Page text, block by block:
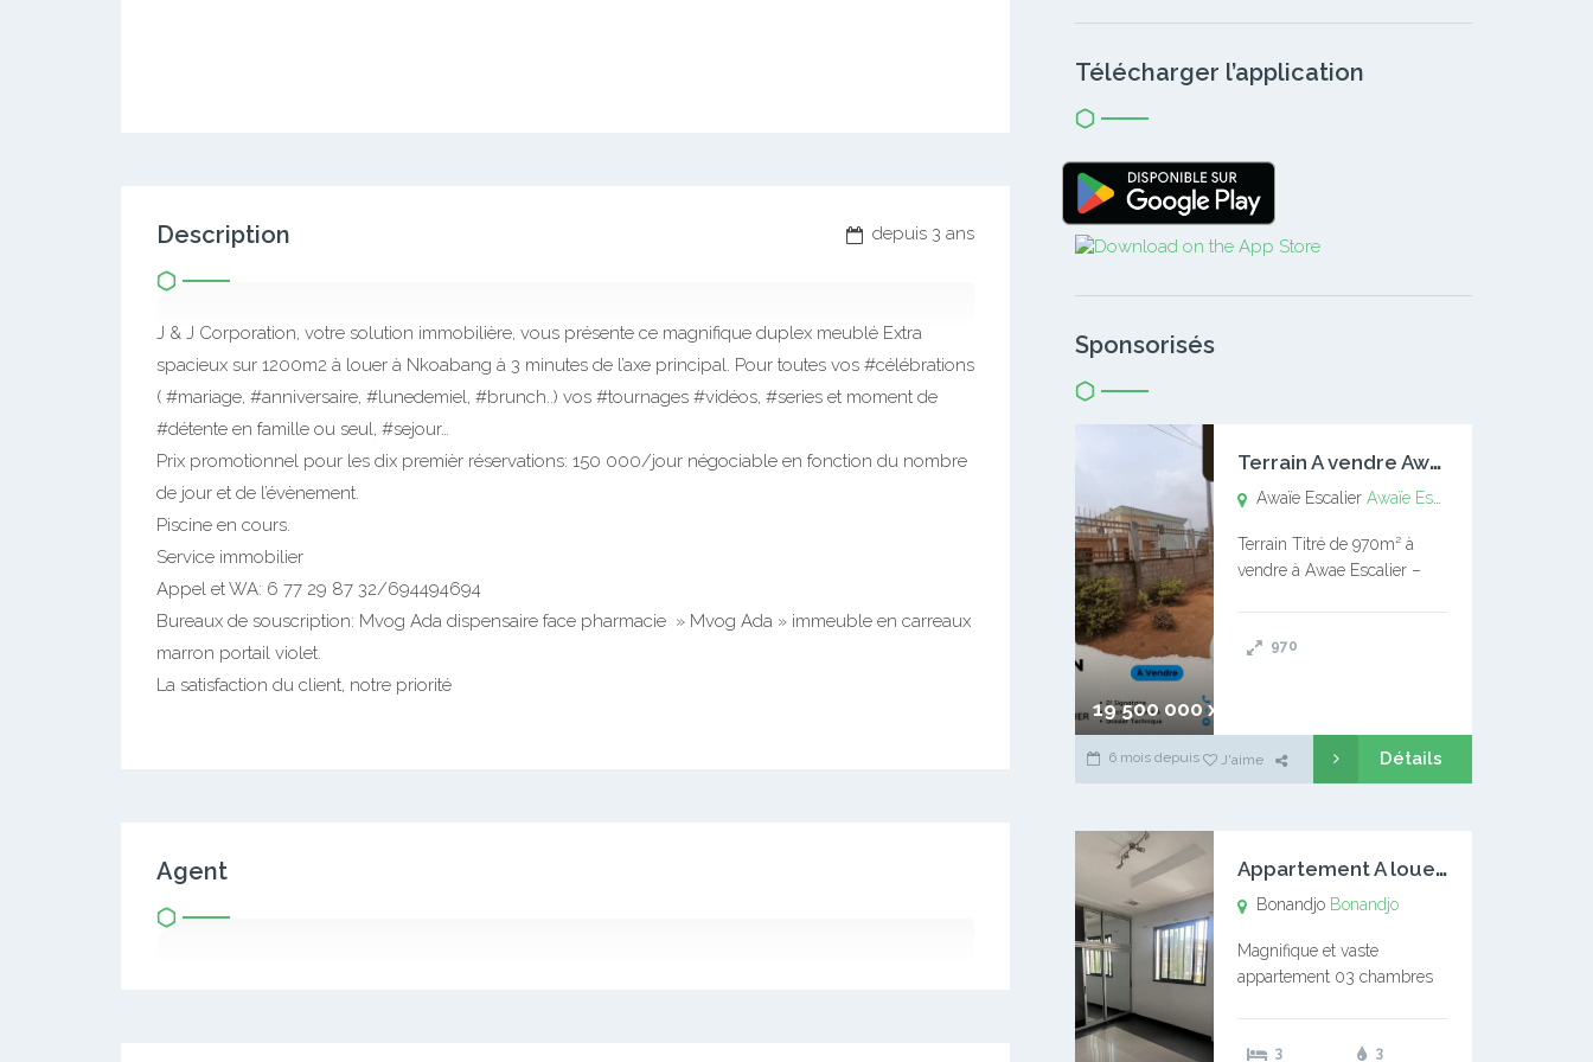
depuis 3 ans
Description
J & J Corporation, votre solution immobilière, vous présente ce magnifique duplex meublé Extra
spacieux sur 1200m2 à louer à Nkoabang à 3 minutes de l’axe principal. Pour toutes vos #célébrations
( #mariage, #anniversaire, #lunedemiel, #brunch..) vos #tournages #vidéos, #series et moment de
#détente en famille ou seul, #sejour…
Prix promotionnel pour les dix premièr réservations: 150 000/jour négociable en fonction du nombre
de jour et de l’évènement.
Piscine en cours.
Service immobilier
Appel et WA: 6 77 29 87 32/694494694
Bureaux de souscription: Mvog Ada dispensaire face pharmacie » Mvog Ada » immeuble en carreaux
marron portail violet.
La satisfaction du client, notre priorité
Agent
Télécharger l’application
Sponsorisés
19 500 000 xaf
T
errain A vendre Awaïe Escalier
Awaïe EscalierAwaïe Escalier
Terrain Titré de 970m² à
vendre à Awae Escalier –
l’Université Catholique –
970
6 mois depuis J'aime Détails
A
ppartement A louer Bonandjo
Bonandjo Bonandjo
Magnifique et vaste
appartement 03 chambres
douches 01 vaste salon 01
3
3